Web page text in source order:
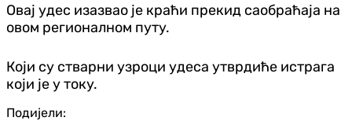
Овај удес изазвао је краћи прекид саобраћаја на
овом регионалном путу.
Који су стварни узроци удеса утврдиће истрага
који је у току.
Подијели: